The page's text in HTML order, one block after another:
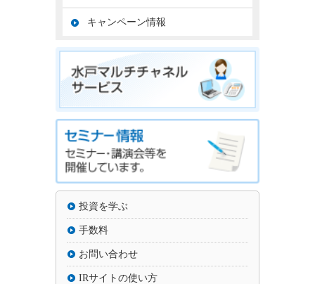
キャンペーン情報
投資を学ぶ
手数料
お問い合わせ
IRサイトの使い方